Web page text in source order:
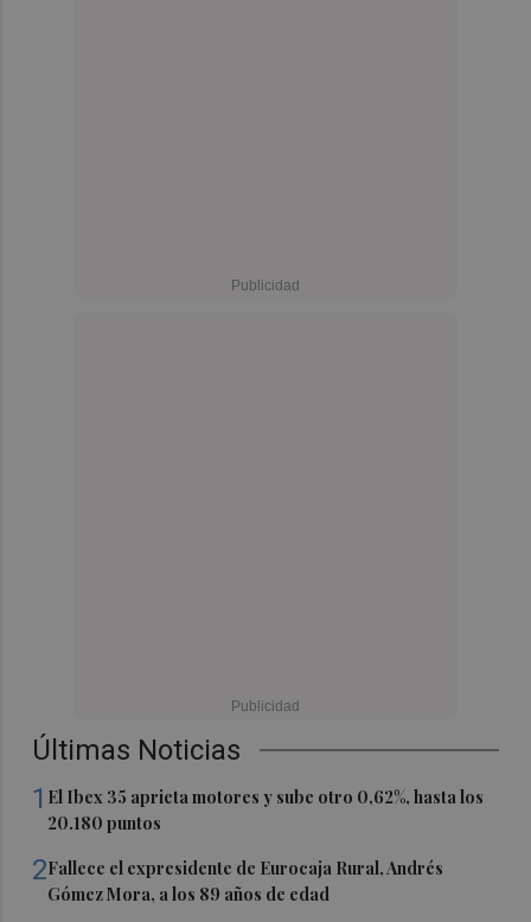
Últimas Noticias
1 El Ibex 35 aprieta motores y sube otro 0,62%, hasta los
20.180 puntos
2Fallece el expresidente de Eurocaja Rural, Andrés
Gómez Mora, a los 89 años de edad